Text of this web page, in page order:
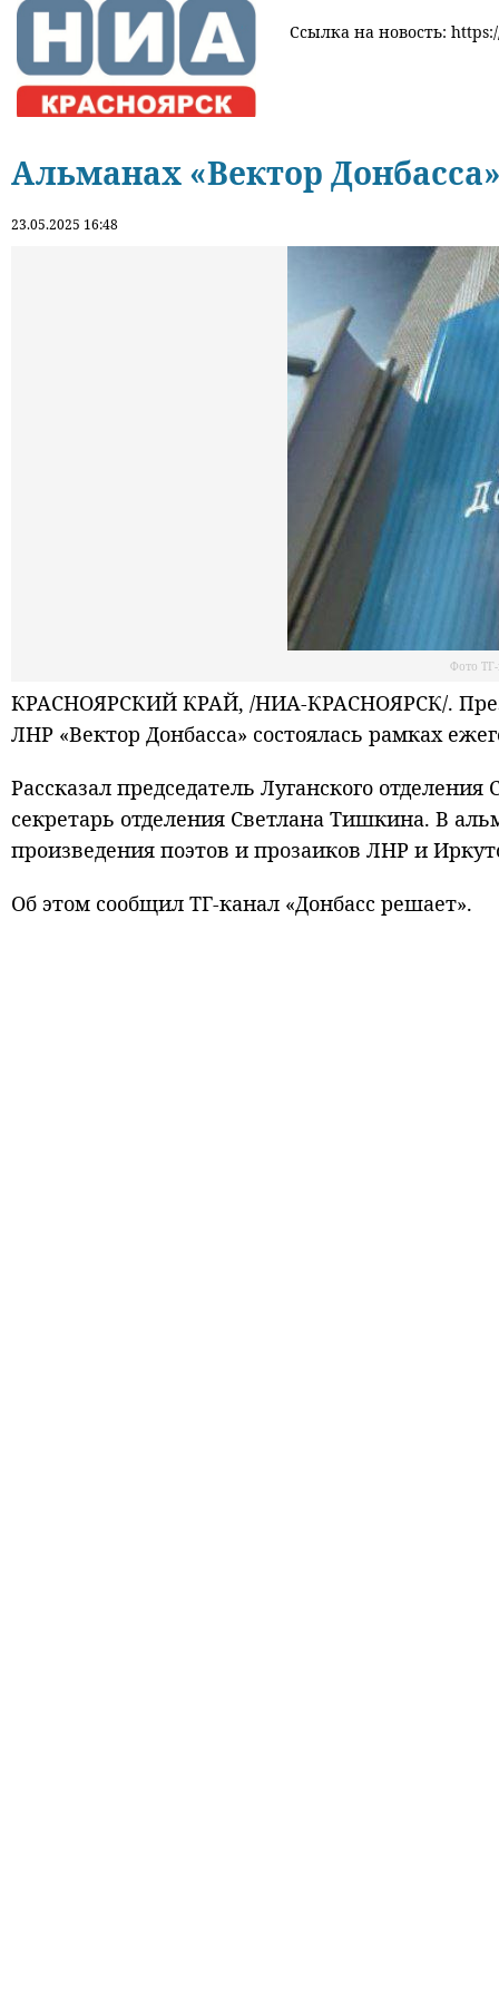
Ссылка на новость:
Альманах «Вектор
23.05.2025 16:48
Фото
КРАСНОЯРСКИЙ КРАЙ, /НИА-КРАСНОЯРСК/.
ЛНР «Вектор Донбасса» состоялась рамках
Рассказал председатель Луганского
секретарь отделения Светлана Тишкина. В
произведения поэтов и прозаиков ЛНР и
Об этом сообщил ТГ-канал «Донбасс решает».